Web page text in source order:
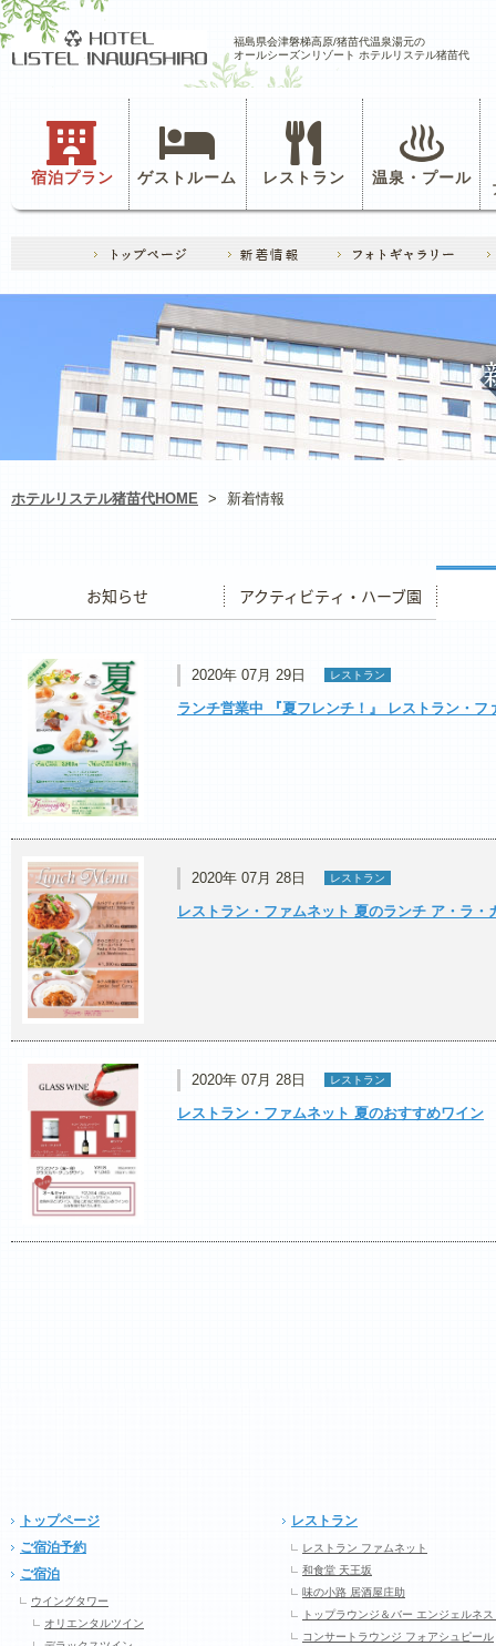
福島県会津磐梯高原/猪苗代温泉湯元の
オールシーズンリゾート ホテルリステル猪苗代
宿泊プラン ゲストルーム レストラン 温泉・プール
ホテルリステル猪苗代HOME > 新着情報
2020年 07月 29日 レストラン
ランチ営業中 『夏フレンチ！』 レストラン・
2020年 07月 28日 レストラン
レストラン・ファムネット 夏のランチ ア・ラ・
2020年 07月 28日 レストラン
レストラン・ファムネット 夏のおすすめワイン
トップページ
ご宿泊予約
ご宿泊
ウイングタワー
オリエンタルツイン
レストラン
レストラン ファムネット
和食堂 天王坂
味の小路 居酒屋庄助
トップラウンジ＆バー エンジェルネス
コンサートラウンジ フォアシュピール